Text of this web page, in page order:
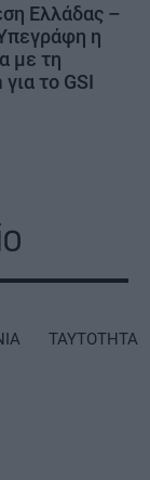
Ελλάδας –
η
με τη
το GSI
ΤΑΥΤΟΤΗΤΑ